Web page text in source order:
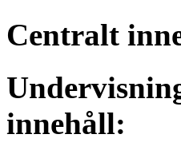
Centralt
innehåll: